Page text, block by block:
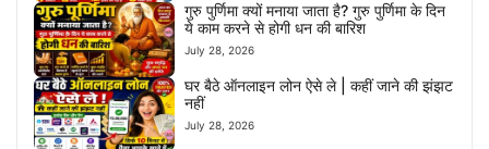
गुरु पुर्णिमा क्यों मनाया जाता है? गुरु पुर्णिमा के दिन
ये काम करने से होगी धन की बारिश
July 28, 2026
घर बैठे ऑनलाइन लोन ऐसे ले | कहीं जाने की झंझट
नहीं
July 28, 2026